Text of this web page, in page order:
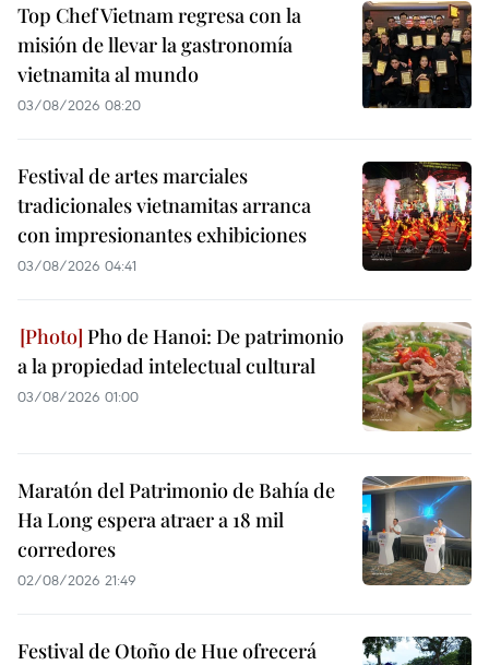
Top Chef Vietnam regresa con la
misión de llevar la gastronomía
vietnamita al mundo
03/08/2026 08:20
Festival de artes marciales
tradicionales vietnamitas arranca
con impresionantes exhibiciones
03/08/2026 04:41
Pho de Hanoi: De patrimonio
a la propiedad intelectual cultural
03/08/2026 01:00
Maratón del Patrimonio de Bahía de
Ha Long espera atraer a 18 mil
corredores
02/08/2026 21:49
Festival de Otoño de Hue ofrecerá